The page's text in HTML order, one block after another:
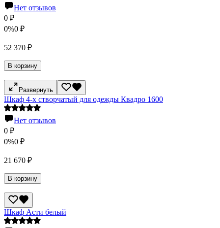
Нет отзывов
0 ₽
0%0 ₽
52 370 ₽
В корзину
Развернуть
Шкаф 4-х створчатый для одежды Квадро 1600
Нет отзывов
0 ₽
0%0 ₽
21 670 ₽
В корзину
Шкаф Асти белый